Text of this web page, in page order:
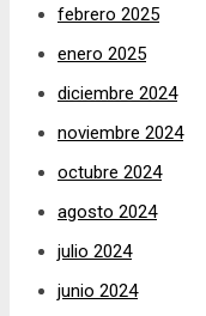
febrero 2025
enero 2025
diciembre 2024
noviembre 2024
octubre 2024
agosto 2024
julio 2024
junio 2024